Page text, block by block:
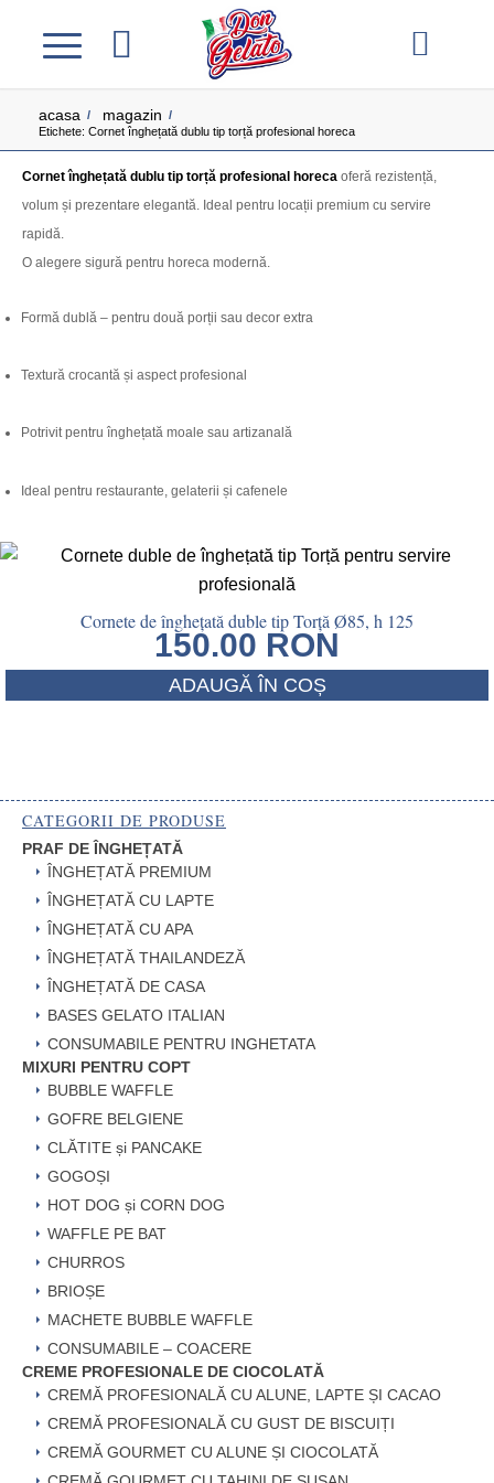
acasa / magazin /
Etichete: Cornet înghețată dublu tip torță profesional horeca
Cornet înghețată dublu tip torță profesional horeca oferă rezistență,
volum și prezentare elegantă. Ideal pentru locații premium cu servire
rapidă.
O alegere sigură pentru horeca modernă.
Formă dublă – pentru două porții sau decor extra
Textură crocantă și aspect profesional
Potrivit pentru înghețată moale sau artizanală
Ideal pentru restaurante, gelaterii și cafenele
Cornete de înghețată duble tip Torță Ø85, h 125
150.00 RON
ADAUGĂ ÎN COȘ
CATEGORII DE PRODUSE
PRAF DE ÎNGHEȚATĂ
ÎNGHEȚATĂ PREMIUM
ÎNGHEȚATĂ CU LAPTE
ÎNGHEȚATĂ CU APA
ÎNGHEȚATĂ THAILANDEZĂ
ÎNGHEȚATĂ DE CASA
BASES GELATO ITALIAN
CONSUMABILE PENTRU INGHETATA
MIXURI PENTRU COPT
BUBBLE WAFFLE
GOFRE BELGIENE
CLĂTITE și PANCAKE
GOGOȘI
HOT DOG și CORN DOG
WAFFLE PE BAT
CHURROS
BRIOȘE
MACHETE BUBBLE WAFFLE
CONSUMABILE – COACERE
CREME PROFESIONALE DE CIOCOLATĂ
CREMĂ PROFESIONALĂ CU ALUNE, LAPTE ȘI CACAO
CREMĂ PROFESIONALĂ CU GUST DE BISCUIȚI
CREMĂ GOURMET CU ALUNE ȘI CIOCOLATĂ